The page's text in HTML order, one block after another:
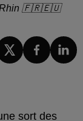
Rhin 🇫🇷🇪🇺
sort des